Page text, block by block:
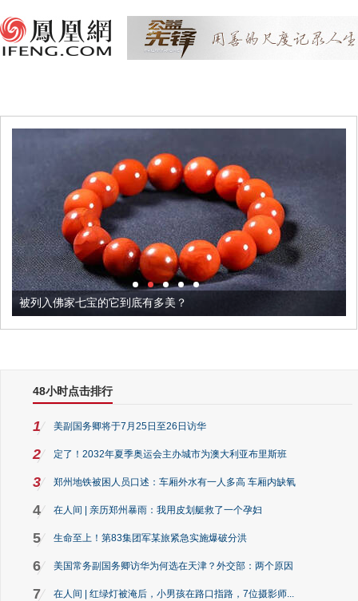
被列入佛家七宝的它到底有多美？
48小时点击排行
1 美副国务卿将于7月25日至26日访华
2 定了！2032年夏季奥运会主办城市为澳大利亚布里斯班
3 郑州地铁被困人员口述：车厢外水有一人多高 车厢内缺氧
4 在人间 | 亲历郑州暴雨：我用皮划艇救了一个孕妇
5 生命至上！第83集团军某旅紧急实施爆破分洪
6 美国常务副国务卿访华为何选在天津？外交部：两个原因
7 在人间 | 红绿灯被淹后，小男孩在路口指路，7位摄影师...